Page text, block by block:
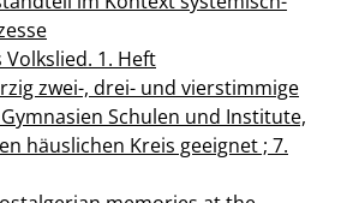
Volkslied. 1. Heft
zwei-, drei- und vierstimmige
Schulen und Institute,
häuslichen Kreis geeignet ; 7.